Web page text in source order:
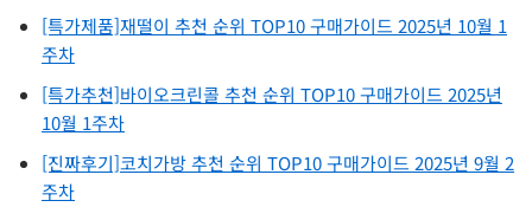
[특가제품]재떨이 추천 순위 TOP10 구매가이드 2025년 10월 1
주차
[특가추천]바이오크린콜 추천 순위 TOP10 구매가이드 2025년
10월 1주차
[진짜후기]코치가방 추천 순위 TOP10 구매가이드 2025년 9월 2
주차